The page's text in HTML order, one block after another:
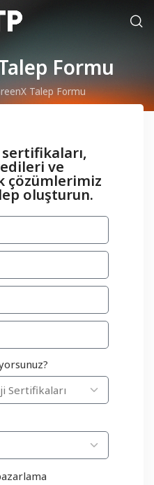
Formu
Talep Formu
ve
çözümlerimiz
oluşturun.